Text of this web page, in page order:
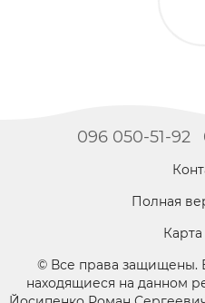
096 050-51-92
Полная
Карта
© Все права защищены.
находящиеся на данном